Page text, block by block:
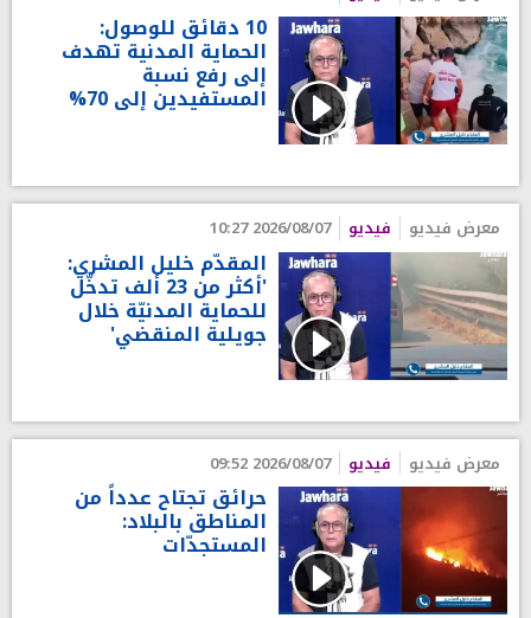
10 دقائق للوصول:
الحماية المدنية تهدف
إلى رفع نسبة
المستفيدين إلى 70%
معرض فيديو فيديو 2026/08/07 10:27
المقدّم خليل المشري:
'أكثر من 23 ألف تدخّل
للحماية المدنيّة خلال
جويلية المنقضي'
معرض فيديو فيديو 2026/08/07 09:52
حرائق تجتاح عدداً من
المناطق بالبلاد:
المستجدّات